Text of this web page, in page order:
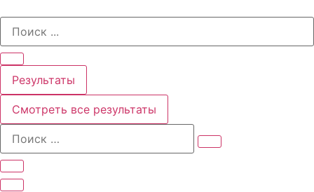
содержимому
Search
Результаты
Смотреть все результаты